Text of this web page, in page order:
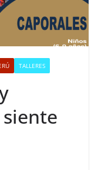
TALLERES